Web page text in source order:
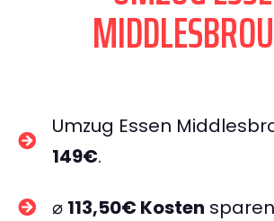
Umzug Essen
149€.
⌀ 113,50€ Kosten